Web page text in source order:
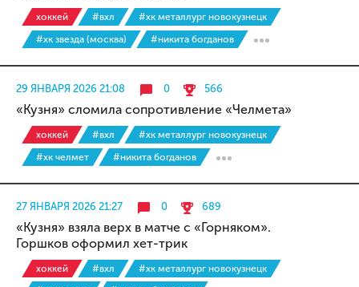
хоккей #вхл
#хк металлург новокузнецк
#хк звезда (москва)
#никита богданов
29 ЯНВАРЯ 2026 21:08 0 566
«Кузня» сломила сопротивление «Челмета»
хоккей #вхл
#хк металлург новокузнецк
#хк челмет
#никита богданов
27 ЯНВАРЯ 2026 21:27 0 689
«Кузня» взяла верх в матче с «Горняком».
Горшков оформил хет-трик
хоккей #вхл
#хк металлург новокузнецк